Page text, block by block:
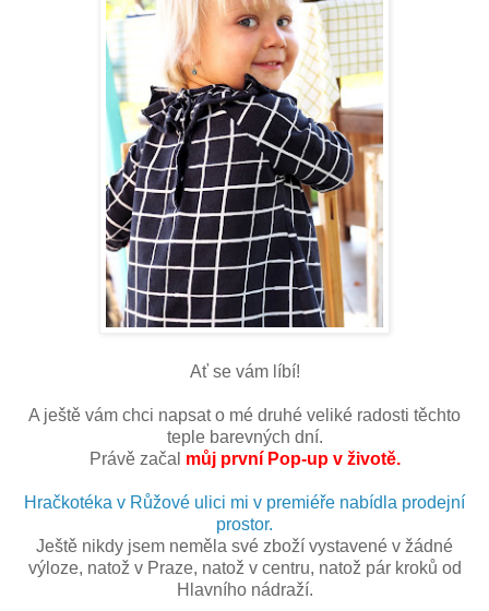
Ať se vám líbí!
A ještě vám chci napsat o mé druhé veliké radosti těchto
teple barevných dní.
Právě začal můj první Pop-up v životě.
Hračkotéka v Růžové ulici mi v premiéře nabídla prodejní
prostor.
Ještě nikdy jsem neměla své zboží vystavené v žádné
výloze, natož v Praze, natož v centru, natož pár kroků od
Hlavního nádraží.